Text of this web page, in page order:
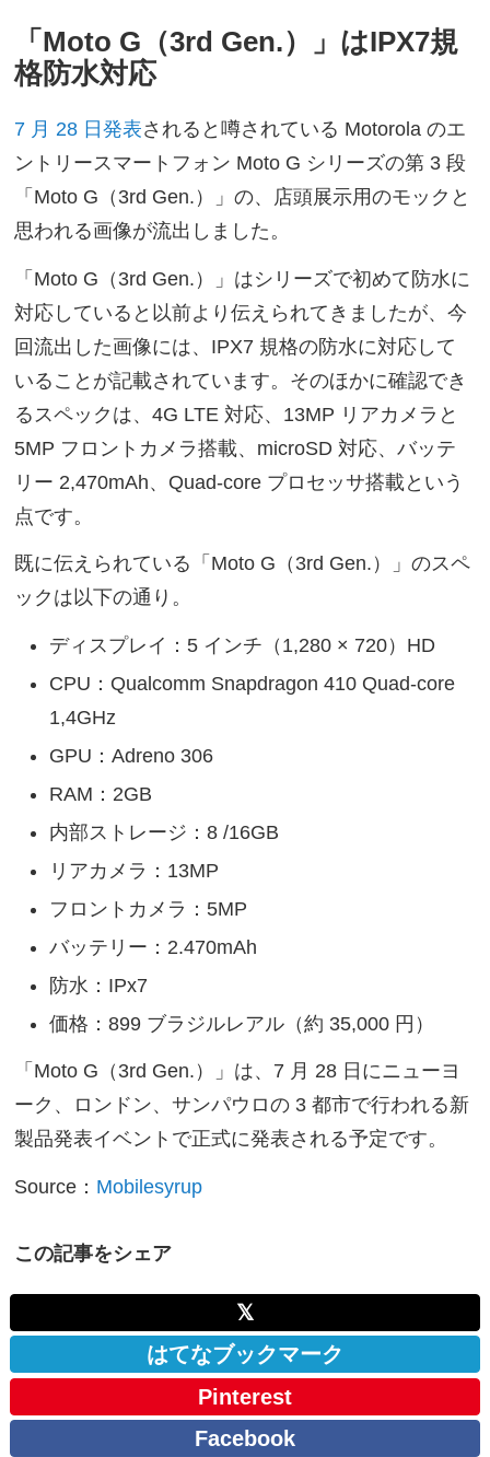
「Moto G（3rd Gen.）」はIPX7規
格防水対応
7 月 28 日発表されると噂されている Motorola のエ
ントリースマートフォン Moto G シリーズの第 3 段
「Moto G（3rd Gen.）」の、店頭展示用のモックと
思われる画像が流出しました。
「Moto G（3rd Gen.）」はシリーズで初めて防水に
対応していると以前より伝えられてきましたが、今
回流出した画像には、IPX7 規格の防水に対応して
いることが記載されています。そのほかに確認でき
るスペックは、4G LTE 対応、13MP リアカメラと
5MP フロントカメラ搭載、microSD 対応、バッテ
リー 2,470mAh、Quad-core プロセッサ搭載という
点です。
既に伝えられている「Moto G（3rd Gen.）」のスペ
ックは以下の通り。
ディスプレイ：5 インチ（1,280 × 720）HD
CPU：Qualcomm Snapdragon 410 Quad-core
1,4GHz
GPU：Adreno 306
RAM：2GB
内部ストレージ：8 /16GB
リアカメラ：13MP
フロントカメラ：5MP
バッテリー：2.470mAh
防水：IPx7
価格：899 ブラジルレアル（約 35,000 円）
「Moto G（3rd Gen.）」は、7 月 28 日にニューヨ
ーク、ロンドン、サンパウロの 3 都市で行われる新
製品発表イベントで正式に発表される予定です。
Source： Mobilesyrup
この記事をシェア
𝕏
はてなブックマーク
Pinterest
Facebook